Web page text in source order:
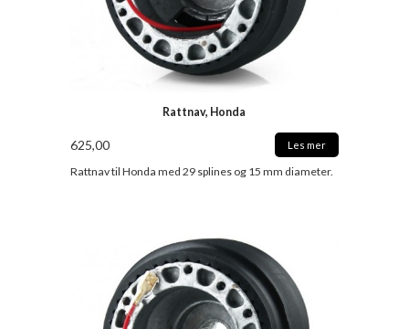
Rattnav, Honda
625,00 Les mer
Rattnav til Honda med 29 splines og 15 mm diameter.